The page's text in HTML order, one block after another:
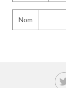
Nom